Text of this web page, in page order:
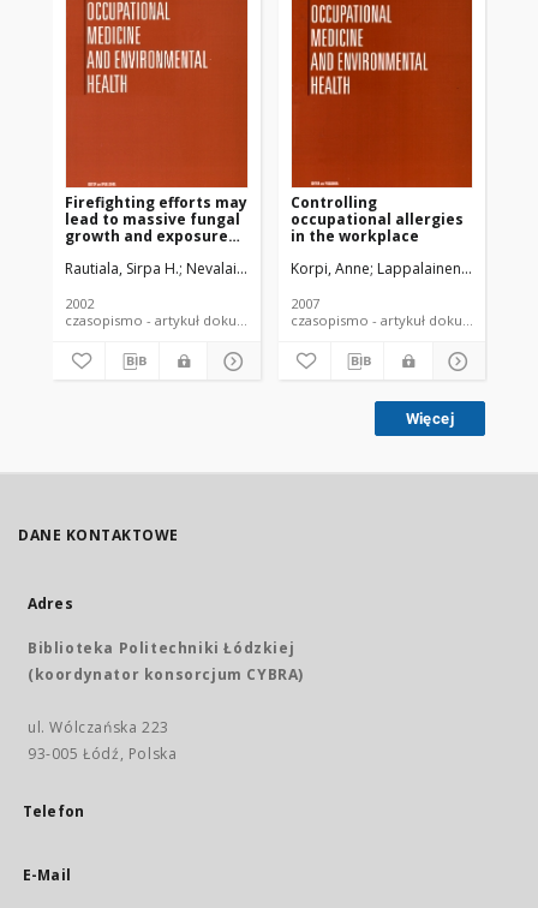
Firefighting efforts may
lead to massive fungal
growth and exposure
report
Rautiala, Sirpa H. Nevalainen, Aino I. Kalliokoski, Pentti J.
2002
czasopismo - artykuł dokument piśmienniczy
Controlling
occupational allergies
in the workplace
Korpi, Anne Lappalainen, Sanna
2007
czasopismo - artykuł
Więcej
DANE KONTAKTOWE
Adres
Biblioteka Politechniki Łódzkiej
(koordynator konsorcjum CYBRA)
ul. Wólczańska 223
93-005 Łódź, Polska
Telefon
E-Mail